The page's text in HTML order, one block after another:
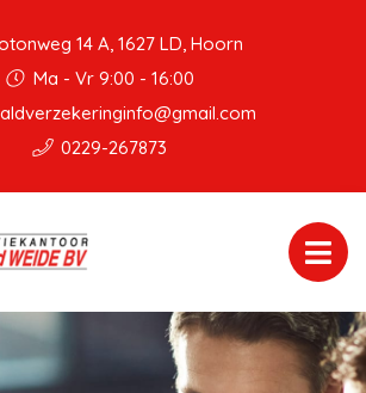
14 A, 1627 LD, Hoorn
Ma - Vr 9:00 - 16:00
0229-267873